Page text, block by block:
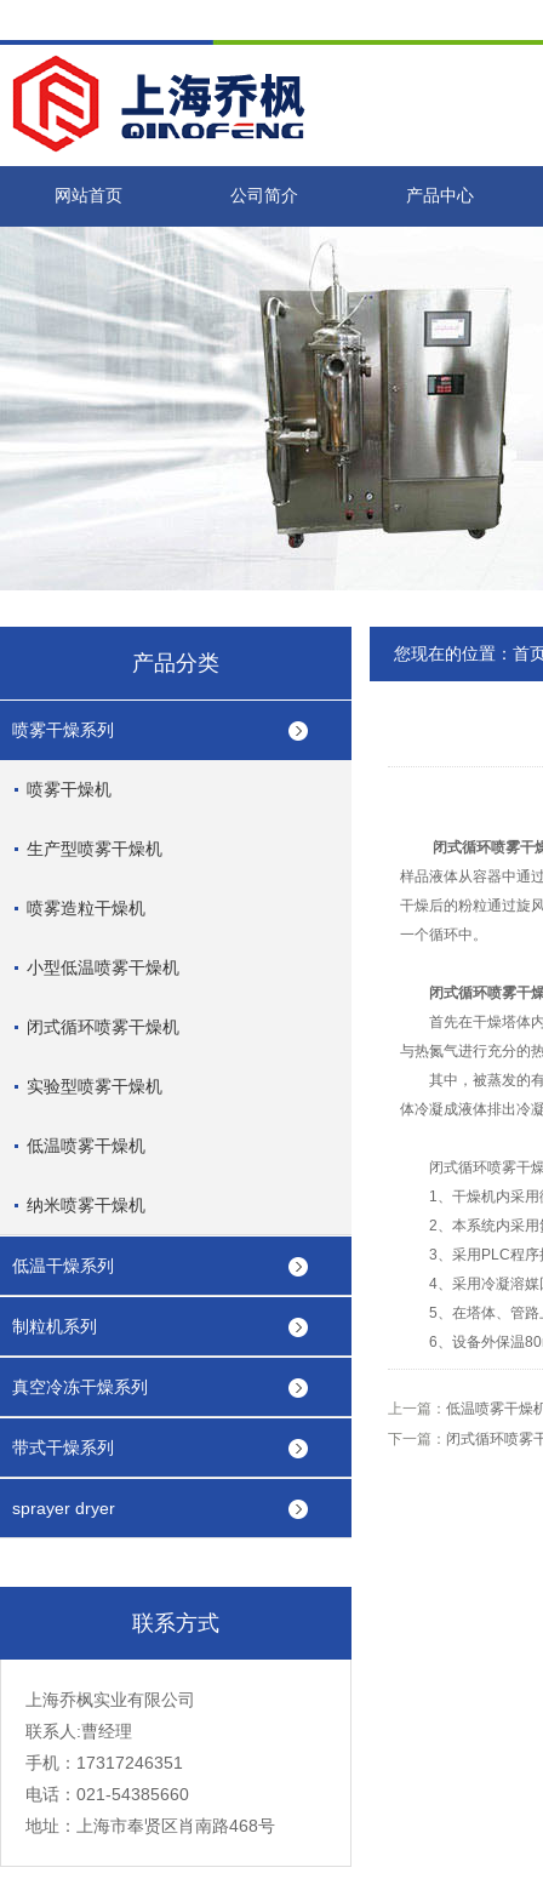
网站首页 公司简介 产品中心
产品分类
喷雾干燥系列
喷雾干燥机
生产型喷雾干燥机
喷雾造粒干燥机
小型低温喷雾干燥机
闭式循环喷雾干燥机
实验型喷雾干燥机
低温喷雾干燥机
纳米喷雾干燥机
低温干燥系列
制粒机系列
真空冷冻干燥系列
带式干燥系列
sprayer dryer
联系方式
上海乔枫实业有限公司
联系人:曹经理
手机：17317246351
电话：021-54385660
地址：上海市奉贤区肖南路468号
您现在的位置： 首
闭式循环喷雾干
样品液体从容器中通
干燥后的粉粒通过旋
一个循环中。
闭式循环喷雾干
首先在干燥塔体内
与热氮气进行充分的
其中，被蒸发的有
体冷凝成液体排出冷
闭式循环喷雾干燥
1、干燥机内采用微
2、本系统内采用
3、采用PLC程序控
4、采用冷凝溶媒回
5、在塔体、管路
6、设备外保温
上一篇： 低温喷雾干燥
下一篇： 闭式循环喷雾